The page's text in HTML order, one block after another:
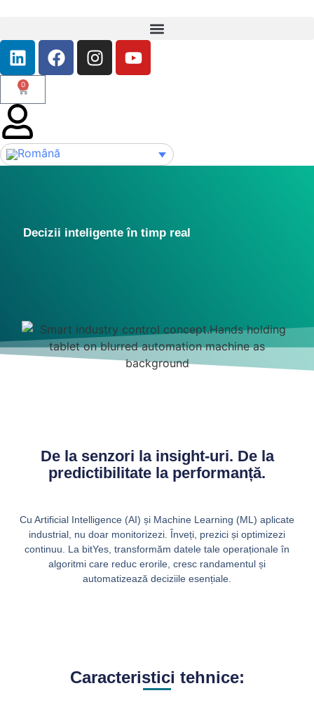
0
Decizii inteligente în timp real
De la senzori la insight-uri. De la
predictibilitate la performanță.
Cu Artificial Intelligence (AI) și Machine Learning (ML) aplicate
industrial, nu doar monitorizezi. Înveți, prezici și optimizezi
continuu. La bitYes, transformăm datele tale operaționale în
algoritmi care reduc erorile, cresc randamentul și
automatizează deciziile esențiale.
Caracteristici tehnice: